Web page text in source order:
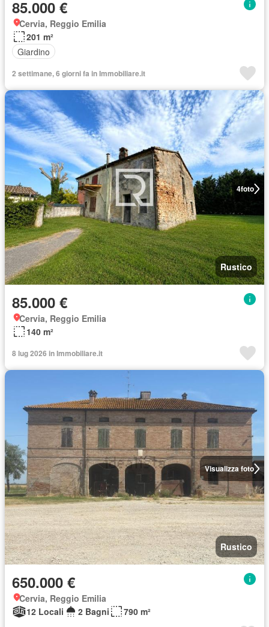
85.000 €
Cervia, Reggio Emilia
201 m²
Giardino
2 settimane, 6 giorni fa in Immobiliare.it
4foto
Rustico
85.000 €
Cervia, Reggio Emilia
140 m²
8 lug 2026 in Immobiliare.it
Visualizza foto
Rustico
650.000 €
Cervia, Reggio Emilia
12 Locali
2 Bagni 790 m²